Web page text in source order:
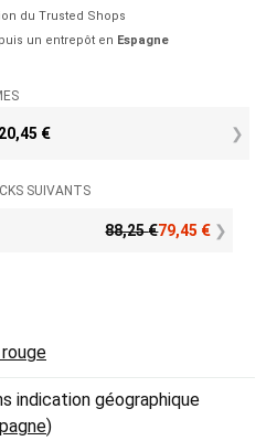
du Trusted Shops
un entrepôt en Espagne
20,45 €
SUIVANTS
88,25€79,45 €
indication géographique
)